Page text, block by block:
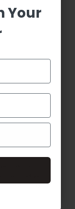
الموافقة ليست
وقت بالضغط على
Your